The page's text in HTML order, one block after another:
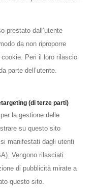
prestato dall’utente
da non riproporre
Peri il loro rilascio
parte dell’utente.
(di terze parti)
la gestione delle
su questo sito
manifestati dagli utenti
Vengono rilasciati
di pubblicità mirate a
questo sito.